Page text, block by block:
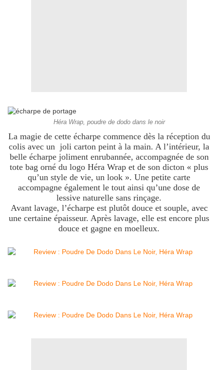
Héra Wrap, poudre de dodo dans le noir
La magie de cette écharpe commence dès la réception du
colis avec un joli carton peint à la main. A l’intérieur, la
belle écharpe joliment enrubannée, accompagnée de son
tote bag orné du logo Héra Wrap et de son dicton « plus
qu’un style de vie, un look ». Une petite carte
accompagne également le tout ainsi qu’une dose de
lessive naturelle sans rinçage.
Avant lavage, l’écharpe est plutôt douce et souple, avec
une certaine épaisseur. Après lavage, elle est encore plus
douce et gagne en moelleux.